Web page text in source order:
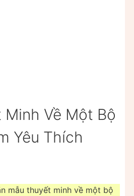
Minh Về Một Bộ
Yêu Thích
mẫu thuyết minh về một bộ